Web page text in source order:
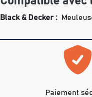
Black & Decker :
Paiement